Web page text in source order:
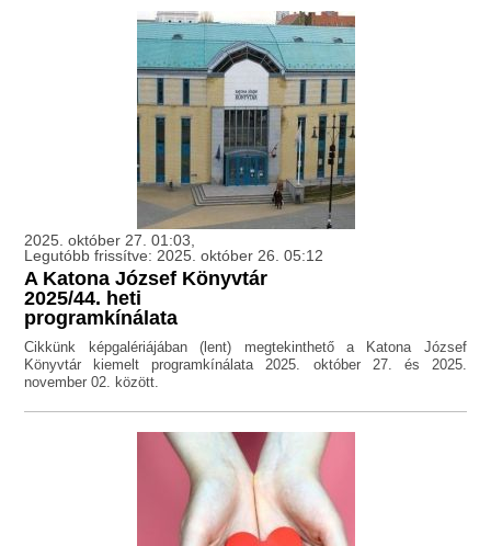
2025. október 27. 01:03,
Legutóbb frissítve: 2025. október 26. 05:12
A Katona József Könyvtár
2025/44. heti
programkínálata
Cikkünk képgalériájában (lent) megtekinthető a Katona József
Könyvtár kiemelt programkínálata 2025. október 27. és 2025.
november 02. között.